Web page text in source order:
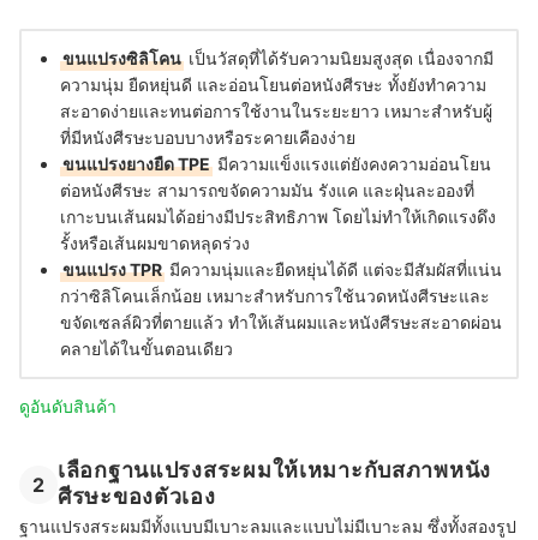
ขนแปรงซิลิโคน เป็นวัสดุที่ได้รับความนิยมสูงสุด เนื่องจากมี
ความนุ่ม ยืดหยุ่นดี และอ่อนโยนต่อหนังศีรษะ ทั้งยังทำความ
สะอาดง่ายและทนต่อการใช้งานในระยะยาว เหมาะสำหรับผู้
ที่มีหนังศีรษะบอบบางหรือระคายเคืองง่าย
ขนแปรงยางยืด TPE มีความแข็งแรงแต่ยังคงความอ่อนโยน
ต่อหนังศีรษะ สามารถขจัดความมัน รังแค และฝุ่นละอองที่
เกาะบนเส้นผมได้อย่างมีประสิทธิภาพ โดยไม่ทำให้เกิดแรงดึง
รั้งหรือเส้นผมขาดหลุดร่วง
ขนแปรง TPR มีความนุ่มและยืดหยุ่นได้ดี แต่จะมีสัมผัสที่แน่น
กว่าซิลิโคนเล็กน้อย เหมาะสำหรับการใช้นวดหนังศีรษะและ
ขจัดเซลล์ผิวที่ตายแล้ว ทำให้เส้นผมและหนังศีรษะสะอาดผ่อน
คลายได้ในขั้นตอนเดียว
ดูอันดับสินค้า
2
เลือกฐานแปรงสระผมให้เหมาะกับสภาพหนัง
ศีรษะของตัวเอง
ฐานแปรงสระผมมีทั้งแบบมีเบาะลมและแบบไม่มีเบาะลม ซึ่งทั้งสองรูป